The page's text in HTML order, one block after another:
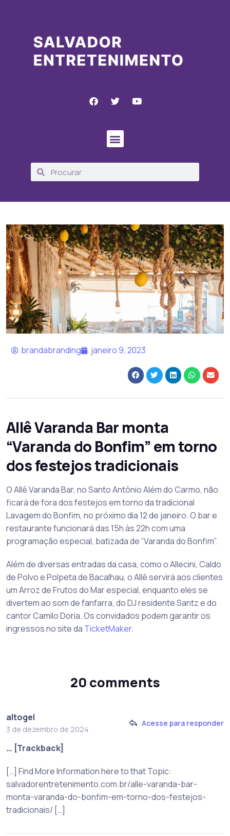
brandabranding janeiro 9, 2023
Allê Varanda Bar monta
“Varanda do Bonfim” em torno
dos festejos tradicionais
O Allê Varanda Bar, no Santo Antônio Além do Carmo, não
ficará de fora dos festejos em torno da tradicional
Lavagem do Bonfim, no próximo dia 12 de janeiro. O bar e
restaurante funcionará das 15h às 22h com uma
programação especial, batizada de “Varanda do Bonfim”.
Além de diversas entradas da casa, como o Allecini, Caldo
de Polvo e Polpeta de Bacalhau, o Allê servirá aos clientes
um Arroz de Frutos do Mar especial, enquanto eles se
divertem ao som de fanfarra, do DJ residente Santz e do
cantor Camilo Doria. Os convidados podem garantir os
ingressos no site da TicketMaker.
20 comments
altogel
3 de dezembro de 2024
Acesse para responder
… [Trackback]
[…] Find More Information here to that Topic:
salvadorentretenimento.com.br/alle-varanda-bar-
monta-varanda-do-bonfim-em-torno-dos-festejos-
tradicionais/ […]